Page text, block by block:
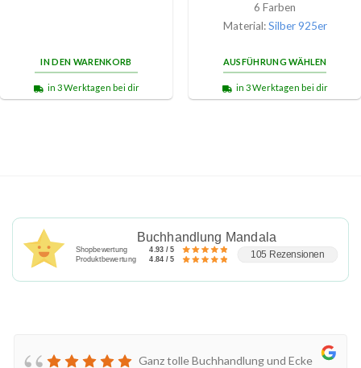
IN DEN WARENKORB
in 3 Werktagen bei dir
6 Farben
Material:Silber 925er
AUSFÜHRUNG WÄHLEN
in 3 Werktagen bei dir
Buchhandlung Mandala
Shopbewertung 4.93 / 5
Produktbewertung 4.84 / 5 105 Rezensionen
Ganz tolle Buchhandlung und Ecke